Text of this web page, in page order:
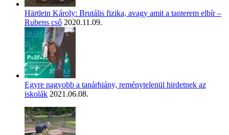
Härtlein Károly: Brutális fizika, avagy amit a tanterem elbír –
Rubens cső 2020.11.09.
Egyre nagyobb a tanárhiány, reménytelenül hirdetnek az
iskolák 2021.06.08.